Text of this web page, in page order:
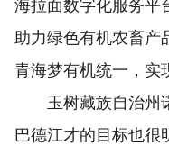
海拉面数字化服务平
助力绿色有机农畜产
青海梦有机统一，实
玉树藏族自治州诺
巴德江才的目标也